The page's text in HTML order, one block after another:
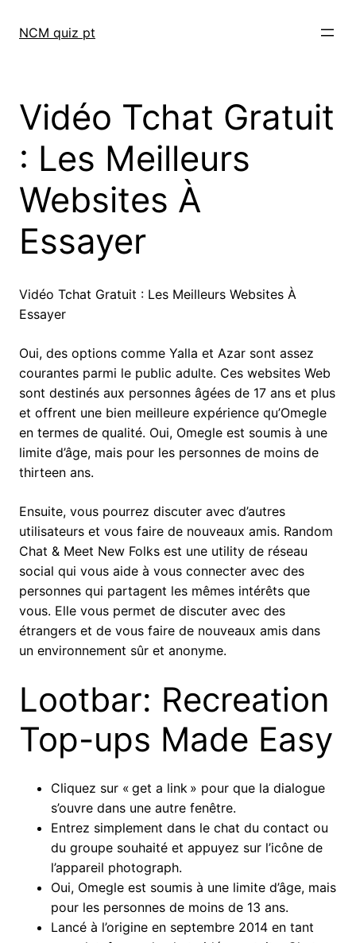
NCM quiz pt
Vidéo Tchat Gratuit
: Les Meilleurs
Websites À
Essayer
Vidéo Tchat Gratuit : Les Meilleurs Websites À
Essayer
Oui, des options comme Yalla et Azar sont assez
courantes parmi le public adulte. Ces websites Web
sont destinés aux personnes âgées de 17 ans et plus
et offrent une bien meilleure expérience qu’Omegle
en termes de qualité. Oui, Omegle est soumis à une
limite d’âge, mais pour les personnes de moins de
thirteen ans.
Ensuite, vous pourrez discuter avec d’autres
utilisateurs et vous faire de nouveaux amis. Random
Chat & Meet New Folks est une utility de réseau
social qui vous aide à vous connecter avec des
personnes qui partagent les mêmes intérêts que
vous. Elle vous permet de discuter avec des
étrangers et de vous faire de nouveaux amis dans
un environnement sûr et anonyme.
Lootbar: Recreation
Top-ups Made Easy
Cliquez sur « get a link » pour que la dialogue
s’ouvre dans une autre fenêtre.
Entrez simplement dans le chat du contact ou
du groupe souhaité et appuyez sur l’icône de
l’appareil photograph.
Oui, Omegle est soumis à une limite d’âge, mais
pour les personnes de moins de 13 ans.
Lancé à l’origine en septembre 2014 en tant